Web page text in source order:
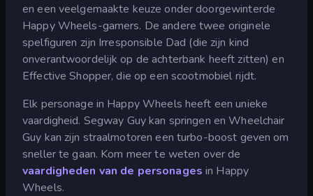
en een veelgemaakte keuze onder doorgewinterde
Happy Wheels-gamers. De andere twee originele
spelfiguren zijn Irresponsible Dad (die zijn kind
onverantwoordelijk op de achterbank heeft zitten) en
Effective Shopper, die op een scootmobiel rijdt.
Elk personage in Happy Wheels heeft een unieke
vaardigheid. Segway Guy kan springen en Wheelchair
Guy kan zijn straalmotoren een turbo-boost geven om
sneller te gaan. Kom meer te weten over de
vaardigheden van de personages in Happy
Wheels.